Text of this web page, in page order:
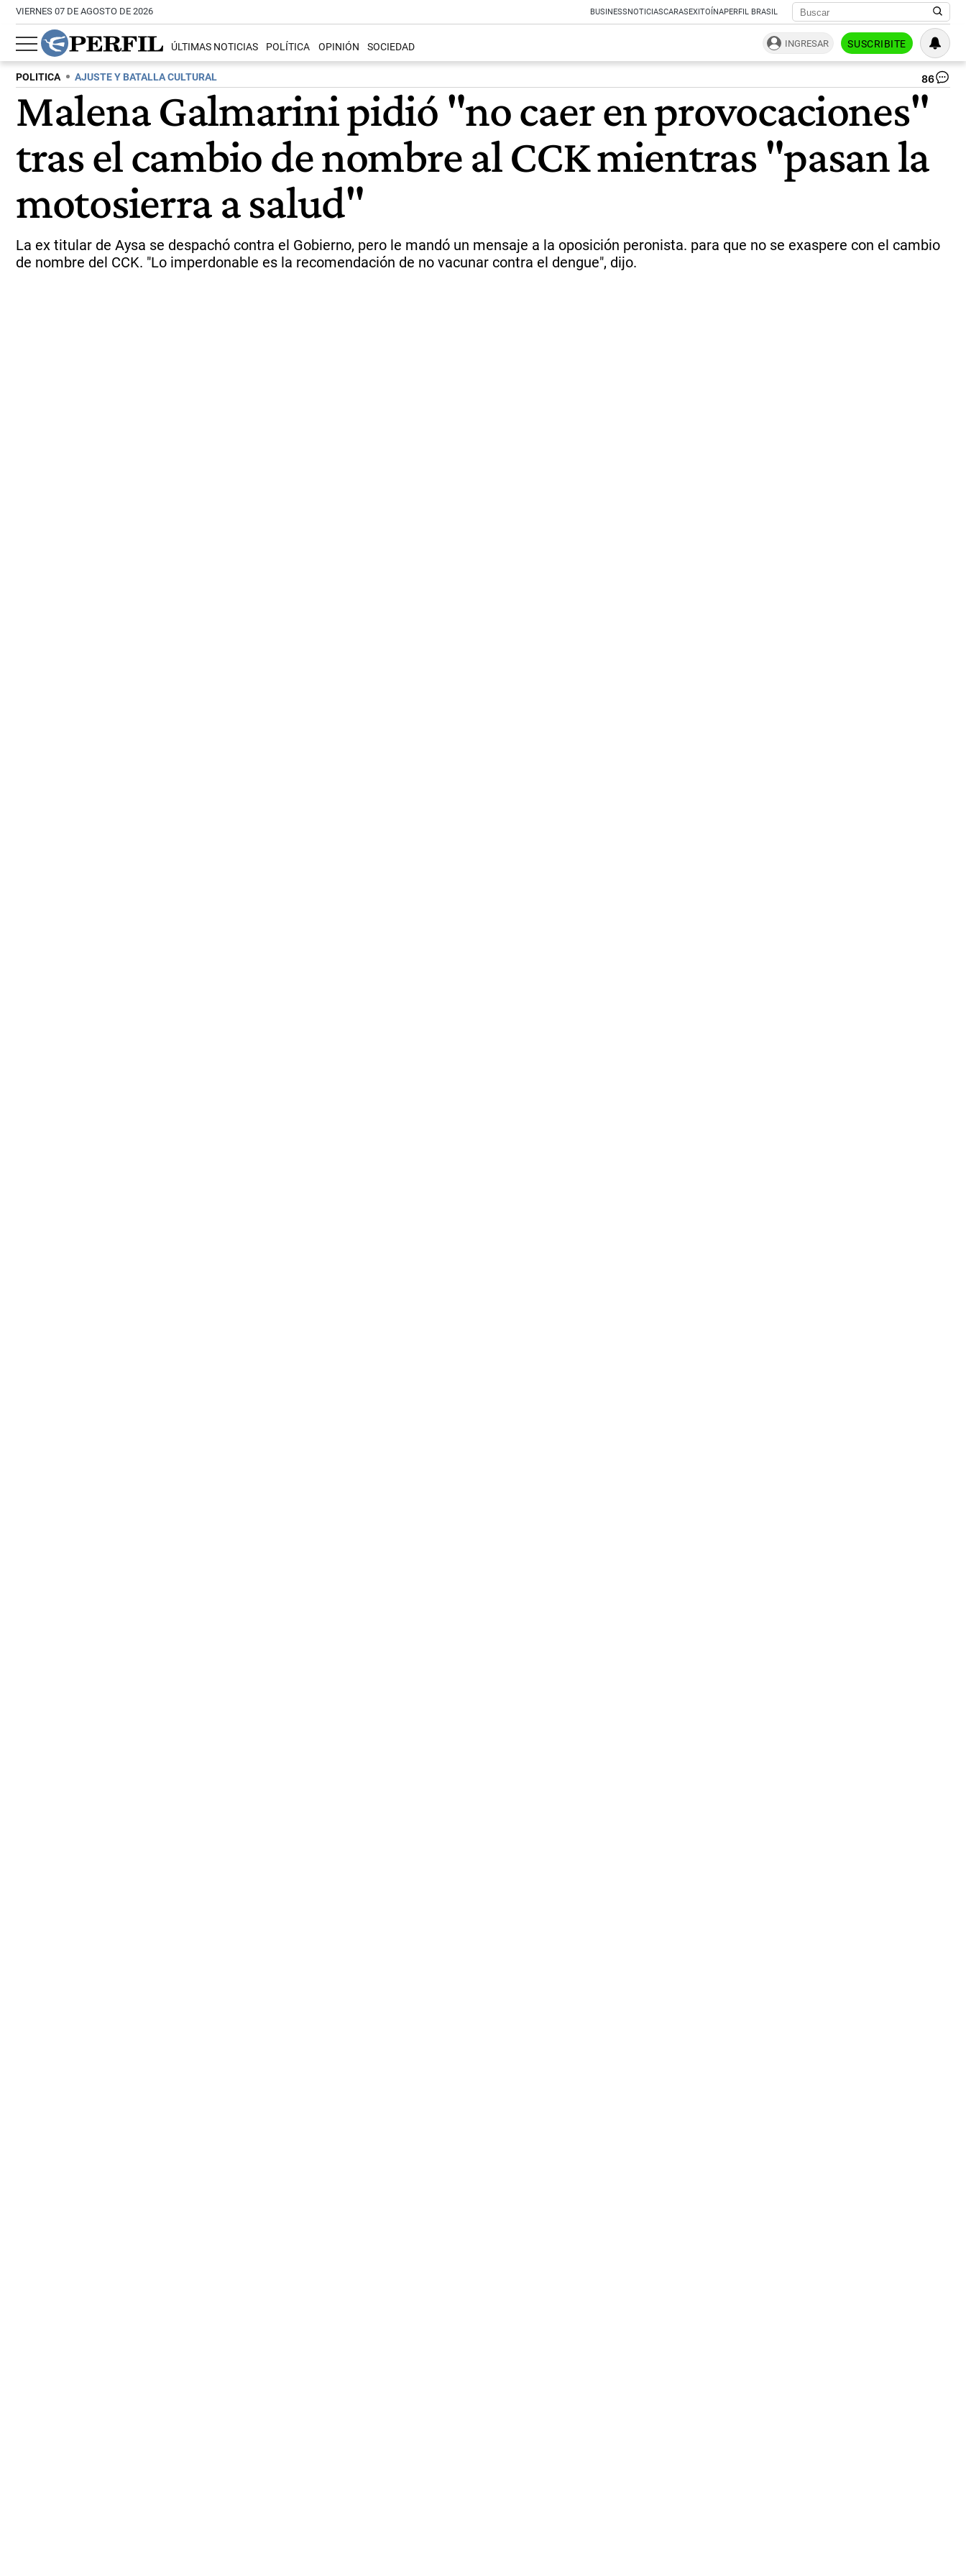
VIERNES 07 DE AGOSTO DE 2026 BUSINESSNOTICIASCARASEXITOÍNAPERFIL BRASIL
ÚLTIMAS NOTICIAS POLÍTICA OPINIÓN SOCIEDAD INGRESAR SUSCRIBITE
POLITICA AJUSTE Y BATALLA CULTURAL 86
Malena Galmarini pidió "no caer en provocaciones"
tras el cambio de nombre al CCK mientras "pasan la
motosierra a salud"
La ex titular de Aysa se despachó contra el Gobierno, pero le mandó un mensaje a la oposición peronista. para que no se exaspere con el cambio
de nombre del CCK. "Lo imperdonable es la recomendación de no vacunar contra el dengue", dijo.